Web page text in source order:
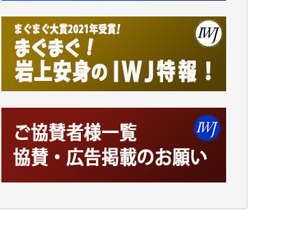
今日、僅かですがカンパしました。（T.M.
様）
今日、僅かですがカンパしました。IWJの危
の妻を抱えている私にとっては精一杯のカン
パです。
かねてよりIWJが発してきた膨大な取材記事
や解説記事、そして各界の方々とのインタビ
ューは大袈裟ではなく、極めて重要な知的財
Windows7の頃はIWJの動画もRealPlayerで録